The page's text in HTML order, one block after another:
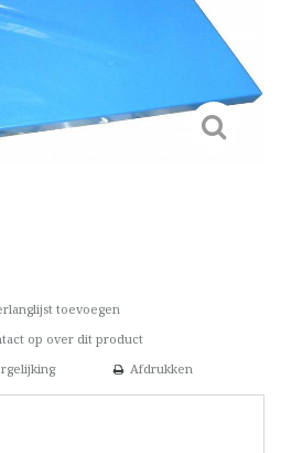
toevoegen
op over dit product
Afdrukken